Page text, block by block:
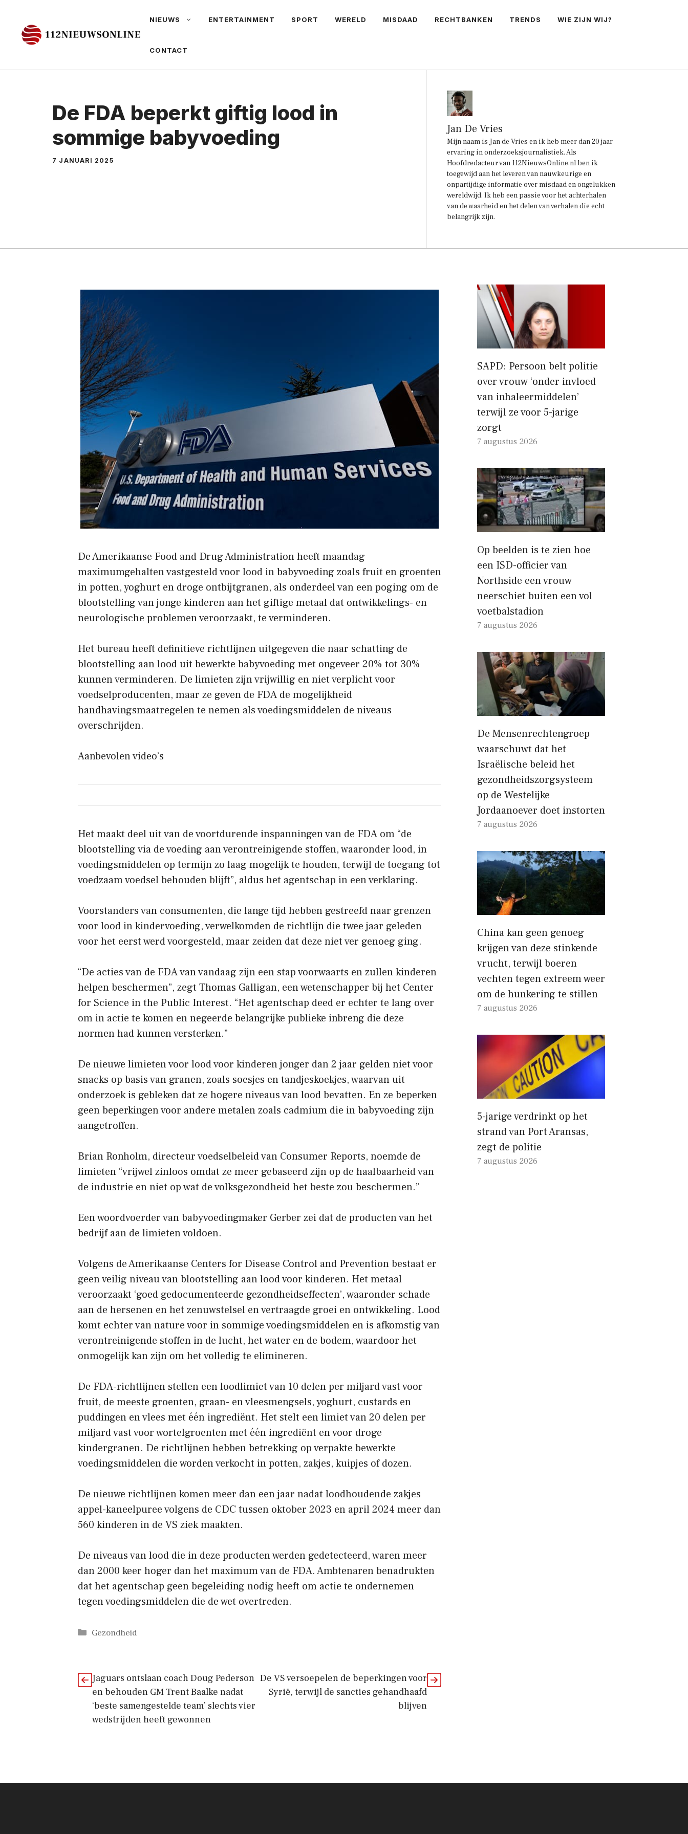
NIEUWS ENTERTAINMENT SPORT WERELD MISDAAD RECHTBANKEN TRENDS WIE ZIJN WIJ?
CONTACT
De FDA beperkt giftig lood in
sommige babyvoeding
7 JANUARI 2025
Jan De Vries
Mijn naam is Jan de Vries en ik heb meer dan 20 jaar
ervaring in onderzoeksjournalistiek. Als
Hoofdredacteur van 112NieuwsOnline.nl ben ik
toegewijd aan het leveren van nauwkeurige en
onpartijdige informatie over misdaad en ongelukken
wereldwijd. Ik heb een passie voor het achterhalen
van de waarheid en het delen van verhalen die echt
belangrijk zijn.
De Amerikaanse Food and Drug Administration heeft maandag
maximumgehalten vastgesteld voor lood in babyvoeding zoals fruit en groenten
in potten, yoghurt en droge ontbijtgranen, als onderdeel van een poging om de
blootstelling van jonge kinderen aan het giftige metaal dat ontwikkelings- en
neurologische problemen veroorzaakt, te verminderen.
Het bureau heeft definitieve richtlijnen uitgegeven die naar schatting de
blootstelling aan lood uit bewerkte babyvoeding met ongeveer 20% tot 30%
kunnen verminderen. De limieten zijn vrijwillig en niet verplicht voor
voedselproducenten, maar ze geven de FDA de mogelijkheid
handhavingsmaatregelen te nemen als voedingsmiddelen de niveaus
overschrijden.
Aanbevolen video’s
Het maakt deel uit van de voortdurende inspanningen van de FDA om “de
blootstelling via de voeding aan verontreinigende stoffen, waaronder lood, in
voedingsmiddelen op termijn zo laag mogelijk te houden, terwijl de toegang tot
voedzaam voedsel behouden blijft”, aldus het agentschap in een verklaring.
Voorstanders van consumenten, die lange tijd hebben gestreefd naar grenzen
voor lood in kindervoeding, verwelkomden de richtlijn die twee jaar geleden
voor het eerst werd voorgesteld, maar zeiden dat deze niet ver genoeg ging.
“De acties van de FDA van vandaag zijn een stap voorwaarts en zullen kinderen
helpen beschermen”, zegt Thomas Galligan, een wetenschapper bij het Center
for Science in the Public Interest. “Het agentschap deed er echter te lang over
om in actie te komen en negeerde belangrijke publieke inbreng die deze
normen had kunnen versterken.”
De nieuwe limieten voor lood voor kinderen jonger dan 2 jaar gelden niet voor
snacks op basis van granen, zoals soesjes en tandjeskoekjes, waarvan uit
onderzoek is gebleken dat ze hogere niveaus van lood bevatten. En ze beperken
geen beperkingen voor andere metalen zoals cadmium die in babyvoeding zijn
aangetroffen.
Brian Ronholm, directeur voedselbeleid van Consumer Reports, noemde de
limieten “vrijwel zinloos omdat ze meer gebaseerd zijn op de haalbaarheid van
de industrie en niet op wat de volksgezondheid het beste zou beschermen.”
Een woordvoerder van babyvoedingmaker Gerber zei dat de producten van het
bedrijf aan de limieten voldoen.
Volgens de Amerikaanse Centers for Disease Control and Prevention bestaat er
geen veilig niveau van blootstelling aan lood voor kinderen. Het metaal
veroorzaakt ‘goed gedocumenteerde gezondheidseffecten’, waaronder schade
aan de hersenen en het zenuwstelsel en vertraagde groei en ontwikkeling. Lood
komt echter van nature voor in sommige voedingsmiddelen en is afkomstig van
verontreinigende stoffen in de lucht, het water en de bodem, waardoor het
onmogelijk kan zijn om het volledig te elimineren.
De FDA-richtlijnen stellen een loodlimiet van 10 delen per miljard vast voor
fruit, de meeste groenten, graan- en vleesmengsels, yoghurt, custards en
puddingen en vlees met één ingrediënt. Het stelt een limiet van 20 delen per
miljard vast voor wortelgroenten met één ingrediënt en voor droge
kindergranen. De richtlijnen hebben betrekking op verpakte bewerkte
voedingsmiddelen die worden verkocht in potten, zakjes, kuipjes of dozen.
De nieuwe richtlijnen komen meer dan een jaar nadat loodhoudende zakjes
appel-kaneelpuree volgens de CDC tussen oktober 2023 en april 2024 meer dan
560 kinderen in de VS ziek maakten.
De niveaus van lood die in deze producten werden gedetecteerd, waren meer
dan 2000 keer hoger dan het maximum van de FDA. Ambtenaren benadrukten
dat het agentschap geen begeleiding nodig heeft om actie te ondernemen
tegen voedingsmiddelen die de wet overtreden.
Categorieën
Gezondheid
Jaguars ontslaan coach Doug Pederson
en behouden GM Trent Baalke nadat
‘beste samengestelde team’ slechts vier
wedstrijden heeft gewonnen
De VS versoepelen de beperkingen voor
Syrië, terwijl de sancties gehandhaafd
blijven
SAPD: Persoon belt politie
over vrouw ‘onder invloed
van inhaleermiddelen’
terwijl ze voor 5-jarige
zorgt
7 augustus 2026
Op beelden is te zien hoe
een ISD-officier van
Northside een vrouw
neerschiet buiten een vol
voetbalstadion
7 augustus 2026
De Mensenrechtengroep
waarschuwt dat het
Israëlische beleid het
gezondheidszorgsysteem
op de Westelijke
Jordaanoever doet instorten
7 augustus 2026
China kan geen genoeg
krijgen van deze stinkende
vrucht, terwijl boeren
vechten tegen extreem weer
om de hunkering te stillen
7 augustus 2026
5-jarige verdrinkt op het
strand van Port Aransas,
zegt de politie
7 augustus 2026